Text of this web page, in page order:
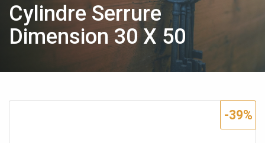
Cylindre Serrure
Dimension 30 X 50
-39%